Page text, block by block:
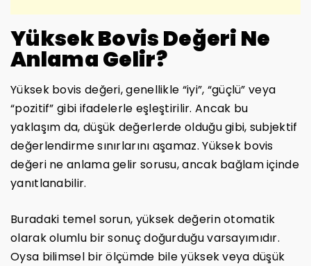
Yüksek Bovis Değeri Ne
Anlama Gelir?
Yüksek bovis değeri, genellikle “iyi”, “güçlü” veya
“pozitif” gibi ifadelerle eşleştirilir. Ancak bu
yaklaşım da, düşük değerlerde olduğu gibi, subjektif
değerlendirme sınırlarını aşamaz. Yüksek bovis
değeri ne anlama gelir sorusu, ancak bağlam içinde
yanıtlanabilir.
Buradaki temel sorun, yüksek değerin otomatik
olarak olumlu bir sonuç doğurduğu varsayımıdır.
Oysa bilimsel bir ölçümde bile yüksek veya düşük